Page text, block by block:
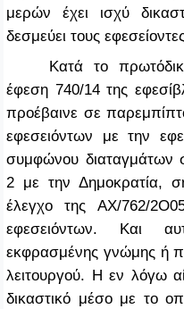
μερών έχει ισχύ
δεσμεύει τους
Κατά το
έφεση 740/14 της
προέβαινε σε
εφεσειόντων με την
συμφώνου διαταγμάτων
2 με την Δημοκρατία,
έλεγχο της ΑΧ/762/
εφεσειόντων. Και
εκφρασμένης γνώμης ή
λειτουργού. Η εν λόγω
δικαστικό μέσο με το